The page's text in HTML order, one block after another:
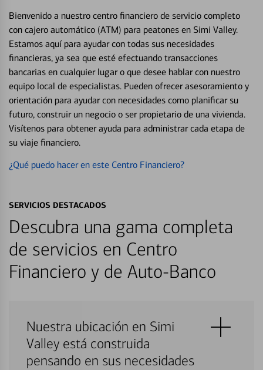
Bienvenido a nuestro centro financiero de servicio completo
con cajero automático (ATM) para peatones en Simi Valley.
Estamos aquí para ayudar con todas sus necesidades
financieras, ya sea que esté efectuando transacciones
bancarias en cualquier lugar o que desee hablar con nuestro
equipo local de especialistas. Pueden ofrecer asesoramiento y
orientación para ayudar con necesidades como planificar su
futuro, construir un negocio o ser propietario de una vivienda.
Visítenos para obtener ayuda para administrar cada etapa de
su viaje financiero.
¿Qué puedo hacer en este Centro Financiero?
SERVICIOS DESTACADOS
Descubra una gama completa
de servicios en Centro
Financiero y de Auto-Banco
Nuestra ubicación en Simi
Valley está construida
pensando en sus necesidades